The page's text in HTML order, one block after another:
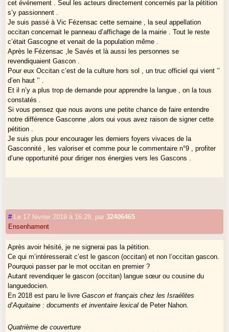
cet événement . Seul les acteurs directement concernés par la pétition
s’y passionnent .
Je suis passé à Vic Fézensac cette semaine , la seul appellation
occitan concernait le panneau d’affichage de la mairie . Tout le reste
c’était Gascogne et venait de la population même .
Après le Fézensac ,le Savés et là aussi les personnes se
revendiquaient Gascon .
Pour eux Occitan c’est de la culture hors sol , un truc officiel qui vient ’’
d’en haut ’’ .
Et il n’y a plus trop de demande pour apprendre la langue , on la tous
constatés .
Si vous pensez que nous avons une petite chance de faire entendre
notre différence Gasconne ,alors oui vous avez raison de signer cette
pétition .
Je suis plus pour encourager les derniers foyers vivaces de la
Gasconnité , les valoriser et comme pour le commentaire n°9 , profiter
d’une opportunité pour diriger nos énergies vers les Gascons .
# Le 17 février 2019 à 16:28 par32406465
Ensenhament
Après avoir hésité, je ne signerai pas la pétition.
Ce qui m’intéresserait c’est le gascon (occitan) et non l’occitan gascon.
Pourquoi passer par le mot occitan en premier ?
Autant revendiquer le gascon (occitan) langue sœur ou cousine du
languedocien.
En 2018 est paru le livreGascon et français chez les Israélites
d’Aquitaine : documents et inventaire lexical de Peter Nahon.
Quatrième de couverture